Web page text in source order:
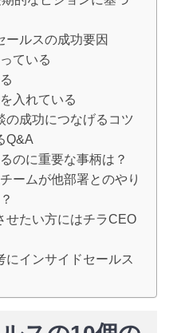
ールスの成功要因
ている
入れている
の成功につなげるコツ
Q&A
のに重要な事柄は？
ームが他部署とのやり
せたい方にはチラCEO
にインサイドセールス